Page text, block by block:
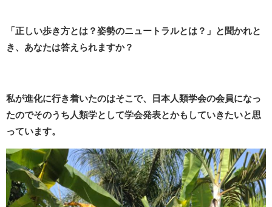
「正しい歩き方とは？姿勢のニュートラルとは？」と聞かれと
き、あなたは答えられますか？
私が進化に行き着いたのはそこで、日本人類学会の会員になっ
たのでそのうち人類学として学会発表とかもしていきたいと思
っています。